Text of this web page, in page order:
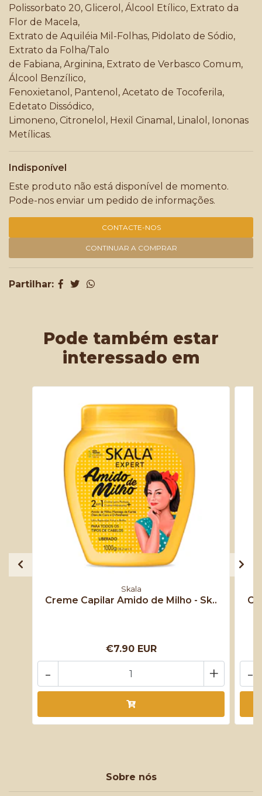
Polissorbato 20, Glicerol, Álcool Etílico, Extrato da
Flor de Macela,
Extrato de Aquiléia Mil-Folhas, Pidolato de Sódio,
Extrato da Folha/Talo
de Fabiana, Arginina, Extrato de Verbasco Comum,
Álcool Benzílico,
Fenoxietanol, Pantenol, Acetato de Tocoferila,
Edetato Dissódico,
Limoneno, Citronelol, Hexil Cinamal, Linalol, Iononas
Metílicas.
Indisponível
Este produto não está disponível de momento.
Pode-nos enviar um pedido de informações.
CONTACTE-NOS
CONTINUAR A COMPRAR
Partilhar:
Pode também estar
interessado em
Skala
Creme Capilar Amido de Milho - Sk..
€7.90 EUR
+
- -
Sobre nós